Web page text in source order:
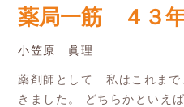
薬局一筋 ４３
小笠原 眞理
薬剤師として 私はこれまで
きました。 どちらかといえ